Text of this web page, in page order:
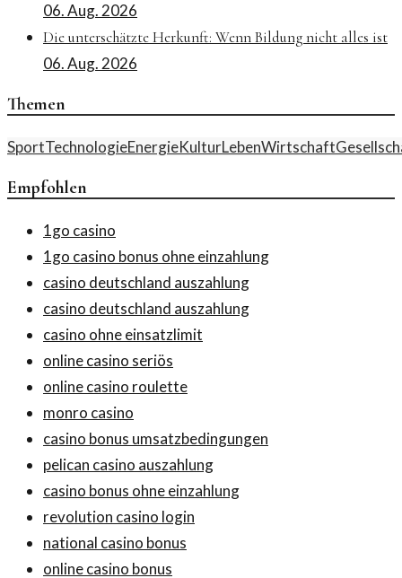
06. Aug. 2026
Die unterschätzte Herkunft: Wenn Bildung nicht alles ist
06. Aug. 2026
Themen
SportTechnologieEnergieKulturLebenWirtschaft
Empfohlen
1go casino
1go casino bonus ohne einzahlung
casino deutschland auszahlung
casino deutschland auszahlung
casino ohne einsatzlimit
online casino seriös
online casino roulette
monro casino
casino bonus umsatzbedingungen
pelican casino auszahlung
casino bonus ohne einzahlung
revolution casino login
national casino bonus
online casino bonus